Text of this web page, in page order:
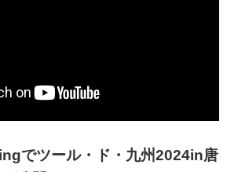
でツール・ド・九州2024in唐